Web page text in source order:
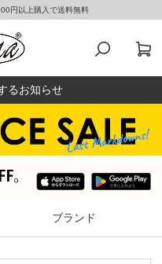
円以上購入で送料無料
るお知らせ
ブランド